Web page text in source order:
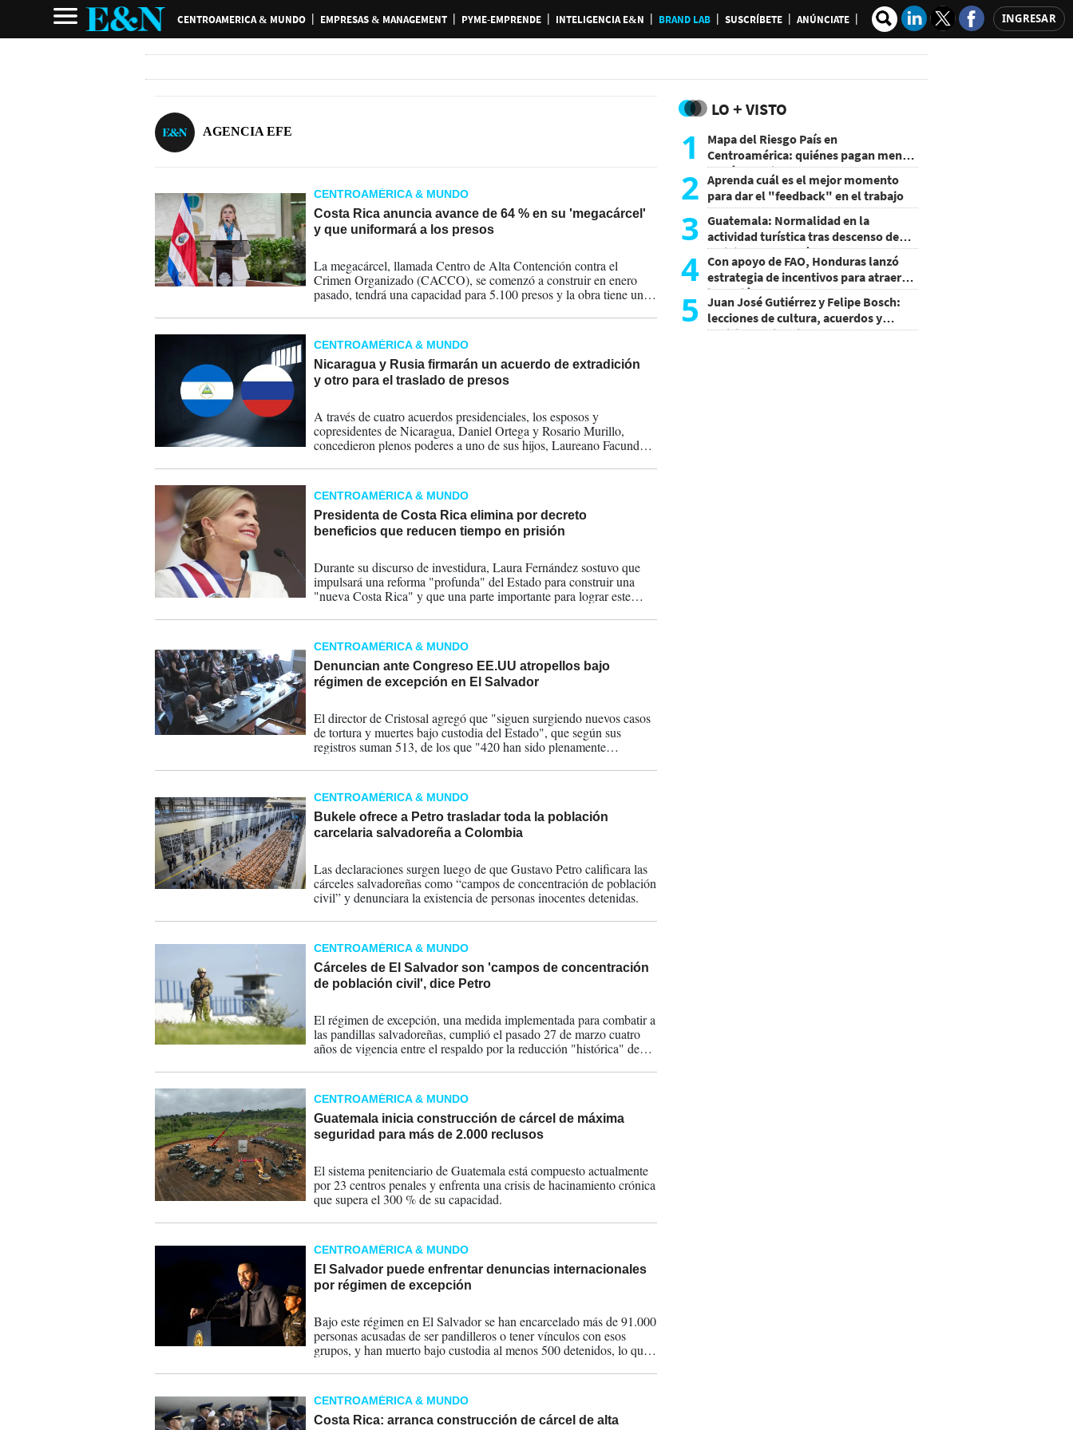
CENTROAMERICA & MUNDO EMPRESAS & MANAGEMENT PYME-EMPRENDE INTELIGENCIA E&N BRAND LAB SUSCRÍBETE ANÚNCIATE INGRESAR
AGENCIA EFE
CENTROAMÉRICA & MUNDO
Costa Rica anuncia avance de 64 % en su 'megacárcel'
y que uniformará a los presos
La megacárcel, llamada Centro de Alta Contención contra el
Crimen Organizado (CACCO), se comenzó a construir en enero
pasado, tendrá una capacidad para 5.100 presos y la obra tiene un
CENTROAMÉRICA & MUNDO
Nicaragua y Rusia firmarán un acuerdo de extradición
y otro para el traslado de presos
A través de cuatro acuerdos presidenciales, los esposos y
copresidentes de Nicaragua, Daniel Ortega y Rosario Murillo,
concedieron plenos poderes a uno de sus hijos, Laureano Facundo
CENTROAMÉRICA & MUNDO
Presidenta de Costa Rica elimina por decreto
beneficios que reducen tiempo en prisión
Durante su discurso de investidura, Laura Fernández sostuvo que
impulsará una reforma "profunda" del Estado para construir una
"nueva Costa Rica" y que una parte importante para lograr este
CENTROAMÉRICA & MUNDO
Denuncian ante Congreso EE.UU atropellos bajo
régimen de excepción en El Salvador
El director de Cristosal agregó que "siguen surgiendo nuevos casos
de tortura y muertes bajo custodia del Estado", que según sus
registros suman 513, de los que "420 han sido plenamente
CENTROAMÉRICA & MUNDO
Bukele ofrece a Petro trasladar toda la población
carcelaria salvadoreña a Colombia
Las declaraciones surgen luego de que Gustavo Petro calificara las
cárceles salvadoreñas como “campos de concentración de población
civil” y denunciara la existencia de personas inocentes detenidas.
CENTROAMÉRICA & MUNDO
Cárceles de El Salvador son 'campos de concentración
de población civil', dice Petro
El régimen de excepción, una medida implementada para combatir a
las pandillas salvadoreñas, cumplió el pasado 27 de marzo cuatro
años de vigencia entre el respaldo por la reducción "histórica" de
humanos y muertes en cárceles.
CENTROAMÉRICA & MUNDO
Guatemala inicia construcción de cárcel de máxima
seguridad para más de 2.000 reclusos
El sistema penitenciario de Guatemala está compuesto actualmente
por 23 centros penales y enfrenta una crisis de hacinamiento crónica
que supera el 300 % de su capacidad.
CENTROAMÉRICA & MUNDO
El Salvador puede enfrentar denuncias internacionales
por régimen de excepción
Bajo este régimen en El Salvador se han encarcelado más de 91.000
personas acusadas de ser pandilleros o tener vínculos con esos
grupos, y han muerto bajo custodia al menos 500 detenidos, lo que
humanos.
CENTROAMÉRICA & MUNDO
Costa Rica: arranca construcción de cárcel de alta
LO + VISTO
1
Mapa del Riesgo País en
Centroamérica: quiénes pagan menos
y cuáles mejoraron
2 Aprenda cuál es el mejor momento
para dar el "feedback" en el trabajo
3 Guatemala: Normalidad en la
actividad turística tras descenso de
actividad del volcán de Fuego
4 Con apoyo de FAO, Honduras lanzó
estrategia de incentivos para atraer
inversión al agro
5
Juan José Gutiérrez y Felipe Bosch:
lecciones de cultura, acuerdos y
decisiones sin miedo